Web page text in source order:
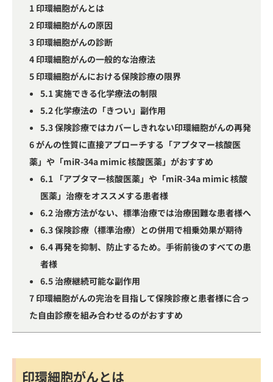
1 印環細胞がんとは
2 印環細胞がんの原因
3 印環細胞がんの診断
4 印環細胞がんの一般的な治療法
5 印環細胞がんにおける保険診療の限界
5.1実施できる化学療法の制限
5.2化学療法の「きつい」副作用
5.3保険診療ではカバーしきれない印環細胞がんの再発
6がんの性質に直接アプローチする「アプタマー核酸医
薬」や「miR-34a mimic 核酸医薬」がおすすめ
6.1「アプタマー核酸医薬」や「miR-34a mimic 核酸
医薬」治療をオススメする患者様
6.2治療方法がない、標準治療では治療困難な患者様へ
6.3保険診療（標準治療）との併用で相乗効果が期待
6.4再発を抑制、防止するため。手術前後のすべての患
者様
6.5治療継続可能な副作用
7 印環細胞がんの完治を目指して保険診療と患者様に合っ
た自由診療を組み合わせるのがおすすめ
印環細胞がんとは